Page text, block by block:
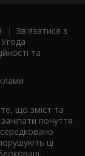
| Зв'язатися з
Угода
та
що зміст та
почуття
ці